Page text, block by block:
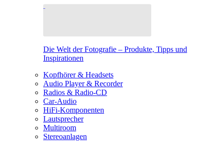
Die Welt der Fotografie – Produkte, Tipps und
Inspirationen
Kopfhörer & Headsets
Audio Player & Recorder
Radios & Radio-CD
Car-Audio
HiFi-Komponenten
Lautsprecher
Multiroom
Stereoanlagen